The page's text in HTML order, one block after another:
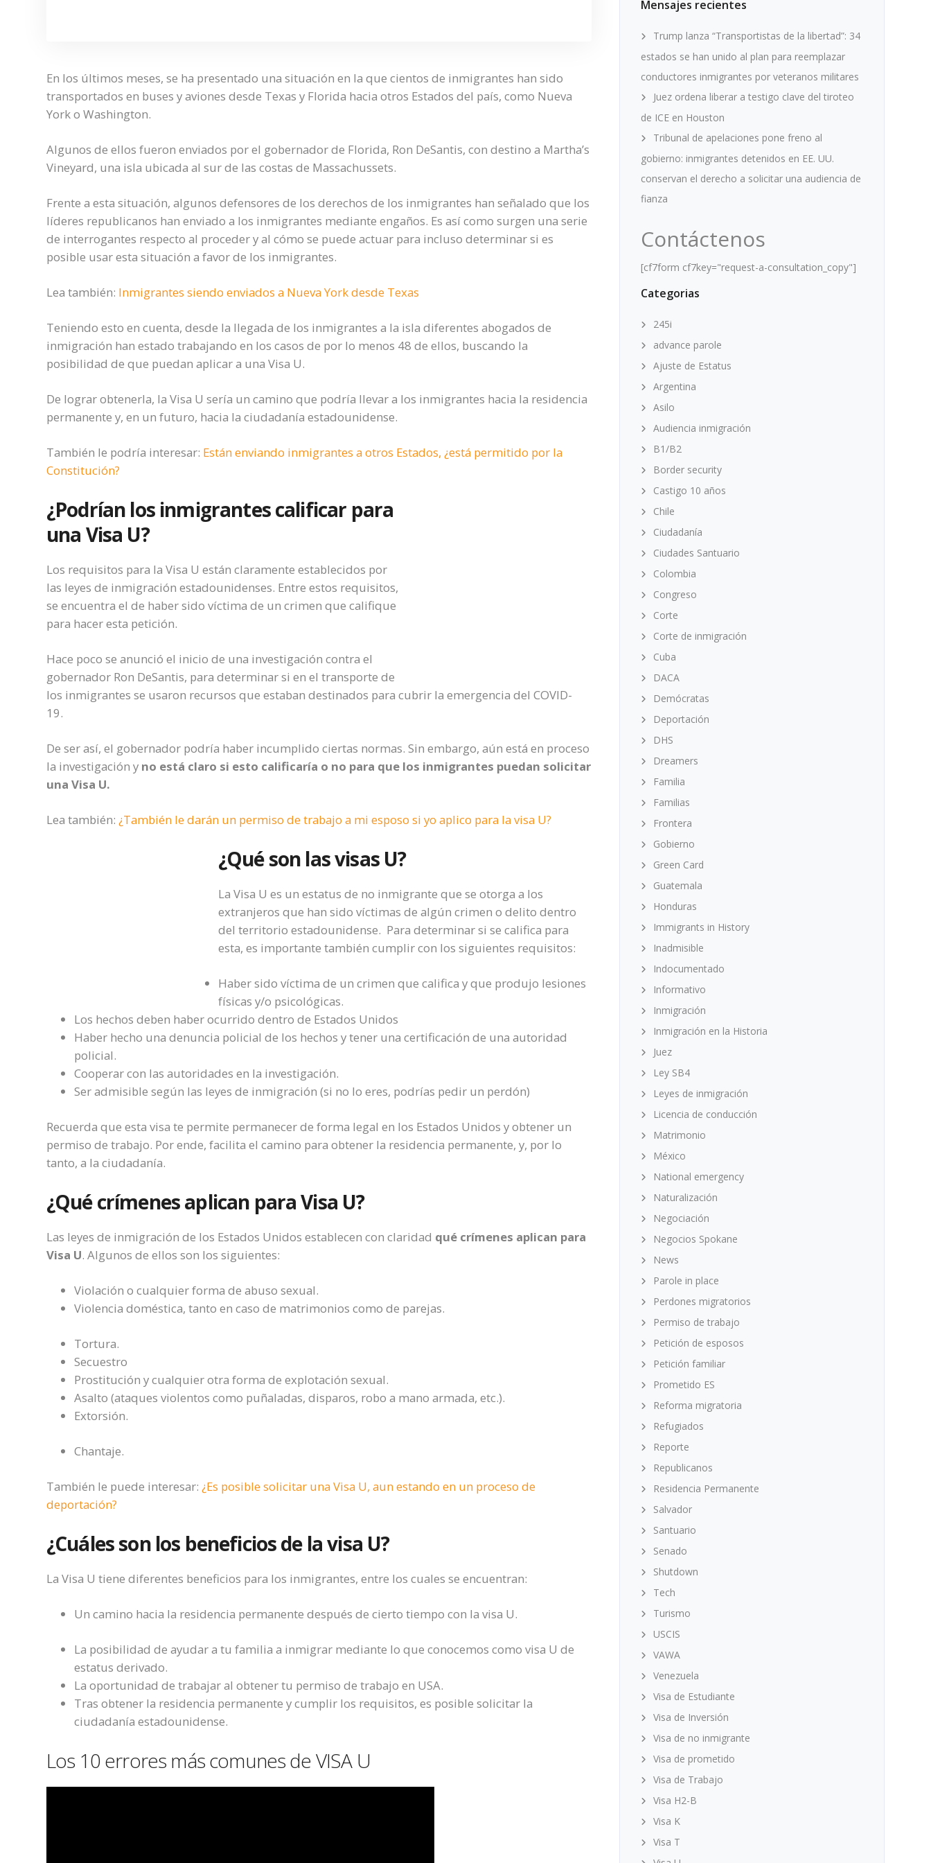
En los últimos meses, se ha presentado una situación en la que cientos de inmigrantes han sido
transportados en buses y aviones desde Texas y Florida hacia otros Estados del país, como Nueva
York o Washington.
Algunos de ellos fueron enviados por el gobernador de Florida, Ron DeSantis, con destino a Martha’s
Vineyard, una isla ubicada al sur de las costas de Massachussets.
Frente a esta situación, algunos defensores de los derechos de los inmigrantes han señalado que los
líderes republicanos han enviado a los inmigrantes mediante engaños. Es así como surgen una serie
de interrogantes respecto al proceder y al cómo se puede actuar para incluso determinar si es
posible usar esta situación a favor de los inmigrantes.
Lea también: Inmigrantes siendo enviados a Nueva York desde Texas
Teniendo esto en cuenta, desde la llegada de los inmigrantes a la isla diferentes abogados de
inmigración han estado trabajando en los casos de por lo menos 48 de ellos, buscando la
posibilidad de que puedan aplicar a una Visa U.
De lograr obtenerla, la Visa U sería un camino que podría llevar a los inmigrantes hacia la residencia
permanente y, en un futuro, hacia la ciudadanía estadounidense.
También le podría interesar: Están enviando inmigrantes a otros Estados, ¿está permitido por la
Constitución?
¿Podrían los inmigrantes calificar para
una Visa U?
Los requisitos para la Visa U están claramente establecidos por
las leyes de inmigración estadounidenses. Entre estos requisitos,
se encuentra el de haber sido víctima de un crimen que califique
para hacer esta petición.
Hace poco se anunció el inicio de una investigación contra el
gobernador Ron DeSantis, para determinar si en el transporte de
los inmigrantes se usaron recursos que estaban destinados para cubrir la emergencia del COVID-
19.
De ser así, el gobernador podría haber incumplido ciertas normas. Sin embargo, aún está en proceso
la investigación y no está claro si esto calificaría o no para que los inmigrantes puedan solicitar
una Visa U.
Lea también: ¿También le darán un permiso de trabajo a mi esposo si yo aplico para la visa U?
¿Qué son las visas U?
La Visa U es un estatus de no inmigrante que se otorga a los
extranjeros que han sido víctimas de algún crimen o delito dentro
del territorio estadounidense. Para determinar si se califica para
esta, es importante también cumplir con los siguientes requisitos:
Haber sido víctima de un crimen que califica y que produjo lesiones
físicas y/o psicológicas.
Los hechos deben haber ocurrido dentro de Estados Unidos
Haber hecho una denuncia policial de los hechos y tener una certificación de una autoridad
policial.
Cooperar con las autoridades en la investigación.
Ser admisible según las leyes de inmigración (si no lo eres, podrías pedir un perdón)
Recuerda que esta visa te permite permanecer de forma legal en los Estados Unidos y obtener un
permiso de trabajo. Por ende, facilita el camino para obtener la residencia permanente, y, por lo
tanto, a la ciudadanía.
¿Qué crímenes aplican para Visa U?
Las leyes de inmigración de los Estados Unidos establecen con claridad qué crímenes aplican para
Visa U. Algunos de ellos son los siguientes:
Violación o cualquier forma de abuso sexual.
Violencia doméstica, tanto en caso de matrimonios como de parejas.
Tortura.
Secuestro
Prostitución y cualquier otra forma de explotación sexual.
Asalto (ataques violentos como puñaladas, disparos, robo a mano armada, etc.).
Extorsión.
Chantaje.
También le puede interesar: ¿Es posible solicitar una Visa U, aun estando en un proceso de
deportación?
¿Cuáles son los beneficios de la visa U?
La Visa U tiene diferentes beneficios para los inmigrantes, entre los cuales se encuentran:
Un camino hacia la residencia permanente después de cierto tiempo con la visa U.
La posibilidad de ayudar a tu familia a inmigrar mediante lo que conocemos como visa U de
estatus derivado.
La oportunidad de trabajar al obtener tu permiso de trabajo en USA.
Tras obtener la residencia permanente y cumplir los requisitos, es posible solicitar la
ciudadanía estadounidense.
Los 10 errores más comunes de VISA U
Mensajes recientes
Trump lanza “Transportistas de la libertad”: 34
estados se han unido al plan para reemplazar
conductores inmigrantes por veteranos militares
Juez ordena liberar a testigo clave del tiroteo
de ICE en Houston
Tribunal de apelaciones pone freno al
gobierno: inmigrantes detenidos en EE. UU.
conservan el derecho a solicitar una audiencia de
fianza
Contáctenos
[cf7form cf7key="request-a-consultation_copy"]
Categorias
245i
advance parole
Ajuste de Estatus
Argentina
Asilo
Audiencia inmigración
B1/B2
Border security
Castigo 10 años
Chile
Ciudadanía
Ciudades Santuario
Colombia
Congreso
Corte
Corte de inmigración
Cuba
DACA
Demócratas
Deportación
DHS
Dreamers
Familia
Familias
Frontera
Gobierno
Green Card
Guatemala
Honduras
Immigrants in History
Inadmisible
Indocumentado
Informativo
Inmigración
Inmigración en la Historia
Juez
Ley SB4
Leyes de inmigración
Licencia de conducción
Matrimonio
México
National emergency
Naturalización
Negociación
Negocios Spokane
News
Parole in place
Perdones migratorios
Permiso de trabajo
Petición de esposos
Petición familiar
Prometido ES
Reforma migratoria
Refugiados
Reporte
Republicanos
Residencia Permanente
Salvador
Santuario
Senado
Shutdown
Tech
Turismo
USCIS
VAWA
Venezuela
Visa de Estudiante
Visa de Inversión
Visa de no inmigrante
Visa de prometido
Visa de Trabajo
Visa H2-B
Visa K
Visa T